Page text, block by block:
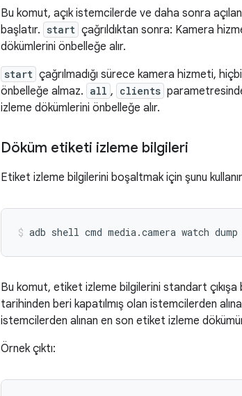
Bu komut, açık istemcilerde ve daha sonra
başlatır. start çağrıldıktan sonra: Kamera
dökümlerini önbelleğe alır.
start çağrılmadığı sürece kamera hizmeti,
önbelleğe almaz. all , clients
izleme dökümlerini önbelleğe alır.
Döküm etiketi izleme bilgileri
Etiket izleme bilgilerini boşaltmak için şunu
adb shell cmd media.camera watch dump
Bu komut, etiket izleme bilgilerini standart çıkışa
tarihinden beri kapatılmış olan istemcilerden
istemcilerden alınan en son etiket izleme
Örnek çıktı: